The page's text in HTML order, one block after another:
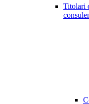
Titolari